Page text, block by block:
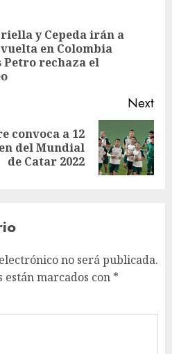
y Cepeda irán a
en Colombia
rechaza el
Next
convoca a 12
del Mundial
de Catar 2022
no será publicada.
marcados con *